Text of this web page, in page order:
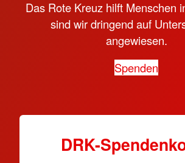
Das Rote Kreuz hilft Menschen
sind wir dringend auf
angewiesen.
Spenden
DRK-